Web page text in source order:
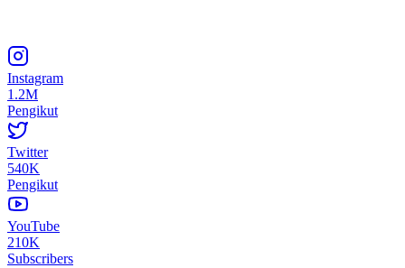
Instagram
1.2M
Pengikut
Twitter
540K
Pengikut
YouTube
210K
Subscribers